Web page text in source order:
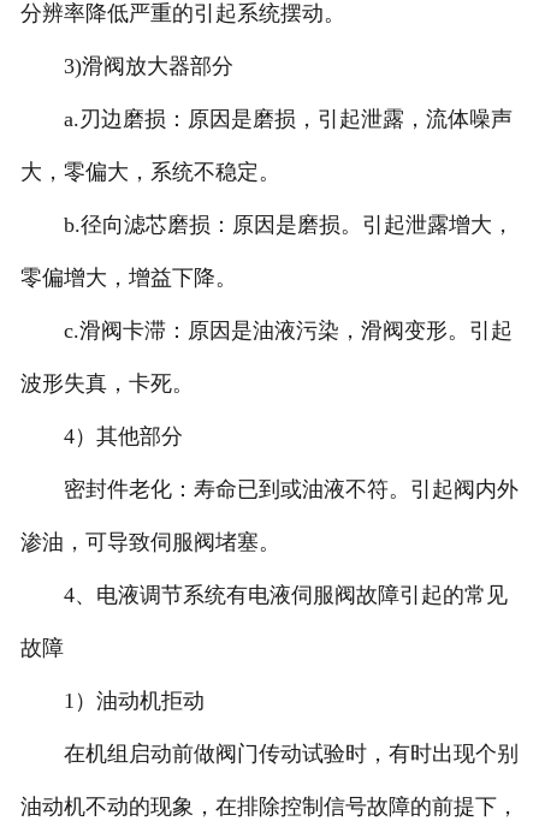
分辨率降低严重的引起系统摆动。
3)滑阀放大器部分
a.刃边磨损：原因是磨损，引起泄露，流体噪声
大，零偏大，系统不稳定。
b.径向滤芯磨损：原因是磨损。引起泄露增大，
零偏增大，增益下降。
c.滑阀卡滞：原因是油液污染，滑阀变形。引起
波形失真，卡死。
4）其他部分
密封件老化：寿命已到或油液不符。引起阀内外
渗油，可导致伺服阀堵塞。
4、电液调节系统有电液伺服阀故障引起的常见
故障
1）油动机拒动
在机组启动前做阀门传动试验时，有时出现个别
油动机不动的现象，在排除控制信号故障的前提下，